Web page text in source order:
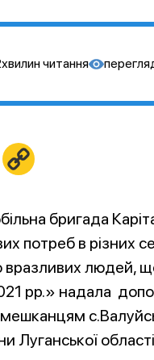
хвилин читання
LinkedIn
бригада
потреб в різних
людей,
рр.» надала
Луганської